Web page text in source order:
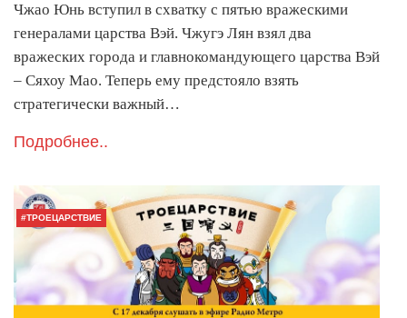
Чжао Юнь вступил в схватку с пятью вражескими
генералами царства Вэй. Чжугэ Лян взял два
вражеских города и главнокомандующего царства Вэй
– Сяхоу Мао. Теперь ему предстояло взять
стратегически важный…
Подробнее..
#ТРОЕЦАРСТВИЕ